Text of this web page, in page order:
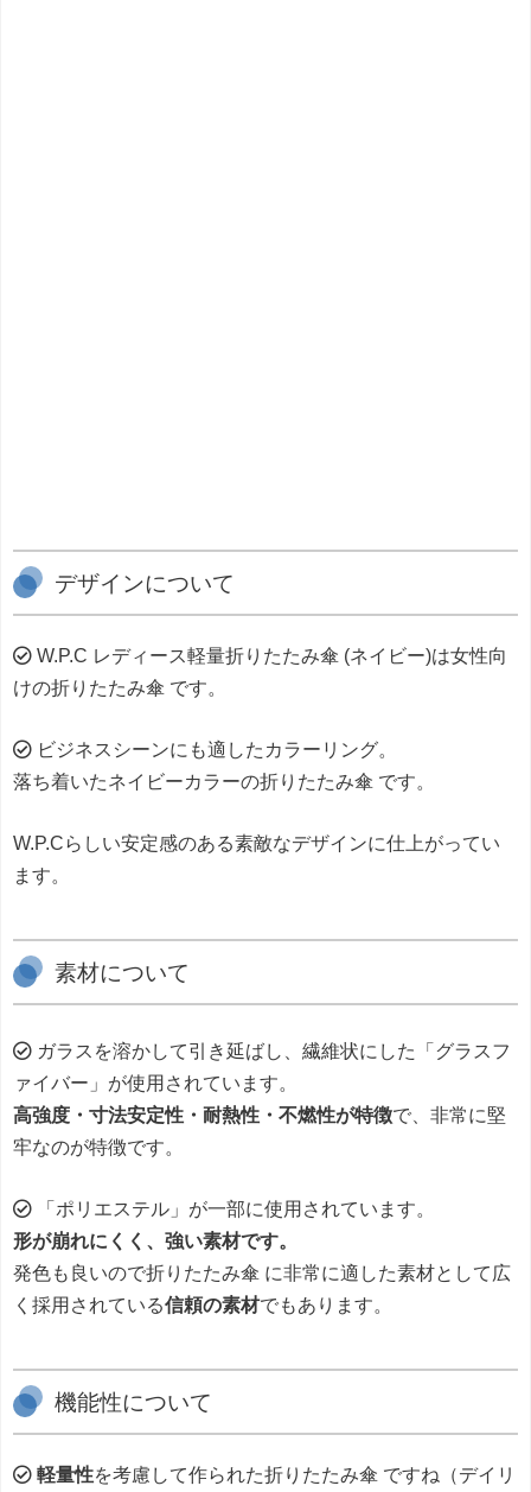
デザインについて
W.P.C レディース軽量折りたたみ傘 (ネイビー)は女性向
けの折りたたみ傘 です。
ビジネスシーンにも適したカラーリング。
落ち着いたネイビーカラーの折りたたみ傘 です。
W.P.Cらしい安定感のある素敵なデザインに仕上がってい
ます。
素材について
ガラスを溶かして引き延ばし、繊維状にした「グラスフ
ァイバー」が使用されています。
高強度・寸法安定性・耐熱性・不燃性が特徴で、非常に堅
牢なのが特徴です。
「ポリエステル」が一部に使用されています。
形が崩れにくく、強い素材です。
発色も良いので折りたたみ傘 に非常に適した素材として広
く採用されている信頼の素材でもあります。
機能性について
軽量性を考慮して作られた折りたたみ傘 ですね（デイリ